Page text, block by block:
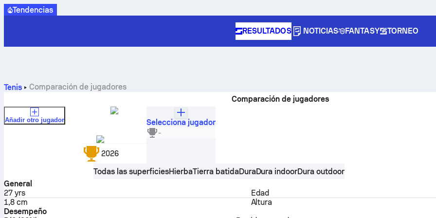
Tendencias
RESULTADOS NOTICIAS FANTASY TORNEO
Tenis
Comparación de jugadores
Comparación de jugadores
Añadir otro jugador
Hungría
2026
Selecciona jugador
-
Todas las superficiesHierbaTierra batidaDuraDura indoorDura outdoor
General
27 yrs
Edad
1,8 cm
Altura
Desempeño